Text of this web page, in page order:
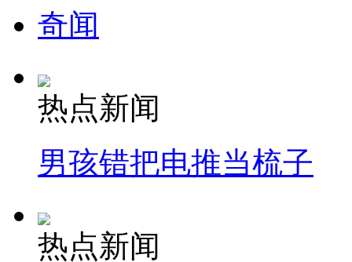
司机酒驾遇交警 急速倒车逃窜
奇闻
热点新闻
男孩错把电推当梳子
热点新闻